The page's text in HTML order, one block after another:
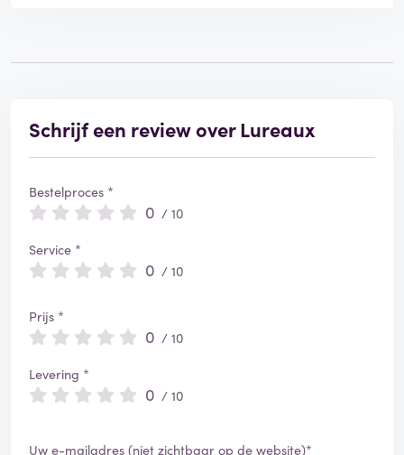
Schrijf een review over Lureaux
Bestelproces *
0 / 10
Service *
0 / 10
Prijs *
0 / 10
Levering *
0 / 10
Uw e-mailadres (niet zichtbaar op de website)*